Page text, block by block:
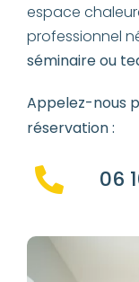
espace
professionnel
séminaire ou
Appelez-nous
réservation :
06